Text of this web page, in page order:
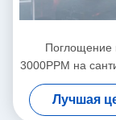
Поглощение
3000PPM на
1064
Лучшая